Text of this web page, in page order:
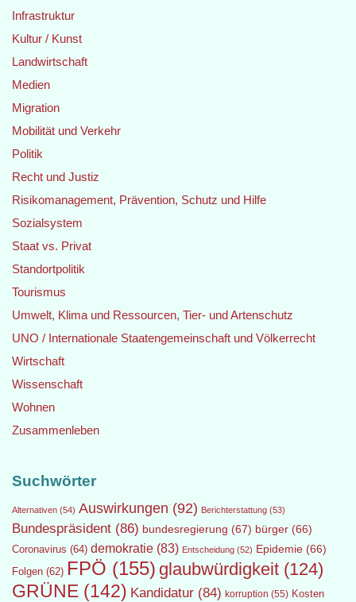
Infrastruktur
Kultur / Kunst
Landwirtschaft
Medien
Migration
Mobilität und Verkehr
Politik
Recht und Justiz
Risikomanagement, Prävention, Schutz und Hilfe
Sozialsystem
Staat vs. Privat
Standortpolitik
Tourismus
Umwelt, Klima und Ressourcen, Tier- und Artenschutz
UNO / Internationale Staatengemeinschaft und Völkerrecht
Wirtschaft
Wissenschaft
Wohnen
Zusammenleben
Suchwörter
Alternativen (54) Auswirkungen (92) Berichterstattung (53)
Bundespräsident (86) bundesregierung (67) bürger (66)
Coronavirus (64) demokratie (83) Entscheidung (52) Epidemie (66)
Folgen (62) FPÖ (155) glaubwürdigkeit (124)
GRÜNE (142) Kandidatur (84) korruption (55) Kosten